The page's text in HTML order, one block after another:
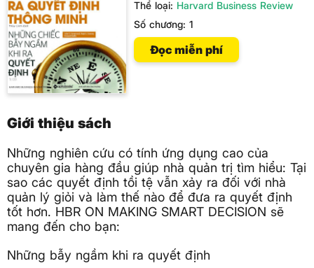
Thể loại: Harvard Business Review
Số chương:1
Đọc miễn phí
Giới thiệu sách
Những nghiên cứu có tính ứng dụng cao của
chuyên gia hàng đầu giúp nhà quản trị tìm hiểu: Tại
sao các quyết định tồi tệ vẫn xảy ra đối với nhà
quản lý giỏi và làm thế nào để đưa ra quyết định
tốt hơn. HBR ON MAKING SMART DECISION sẽ
mang đến cho bạn:
Những bẫy ngầm khi ra quyết định